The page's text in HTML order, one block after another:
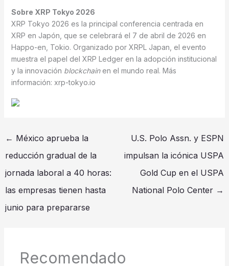
Sobre XRP Tokyo 2026
XRP Tokyo 2026 es la principal conferencia centrada en
XRP en Japón, que se celebrará el 7 de abril de 2026 en
Happo-en, Tokio. Organizado por XRPL Japan, el evento
muestra el papel del XRP Ledger en la adopción institucional
y la innovación blockchainen el mundo real. Más
información: xrp-tokyo.io
← México aprueba la
reducción gradual de la
jornada laboral a 40 horas:
las empresas tienen hasta
junio para prepararse
U.S. Polo Assn. y ESPN
impulsan la icónica USPA
Gold Cup en el USPA
National Polo Center →
Recomendado